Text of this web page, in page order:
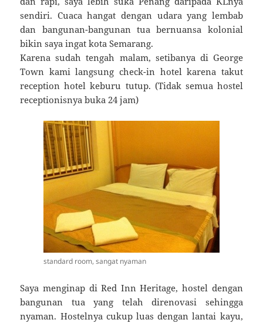
sendiri. Cuaca hangat dengan udara yang lembab
dan bangunan-bangunan tua bernuansa kolonial
bikin saya ingat kota Semarang.
Karena sudah tengah malam, setibanya di George
Town kami langsung check-in hotel karena takut
reception hotel keburu tutup. (Tidak semua hostel
receptionisnya buka 24 jam)
standard room, sangat nyaman
Saya menginap di Red Inn Heritage, hostel dengan
bangunan tua yang telah direnovasi sehingga
nyaman. Hostelnya cukup luas dengan lantai kayu,